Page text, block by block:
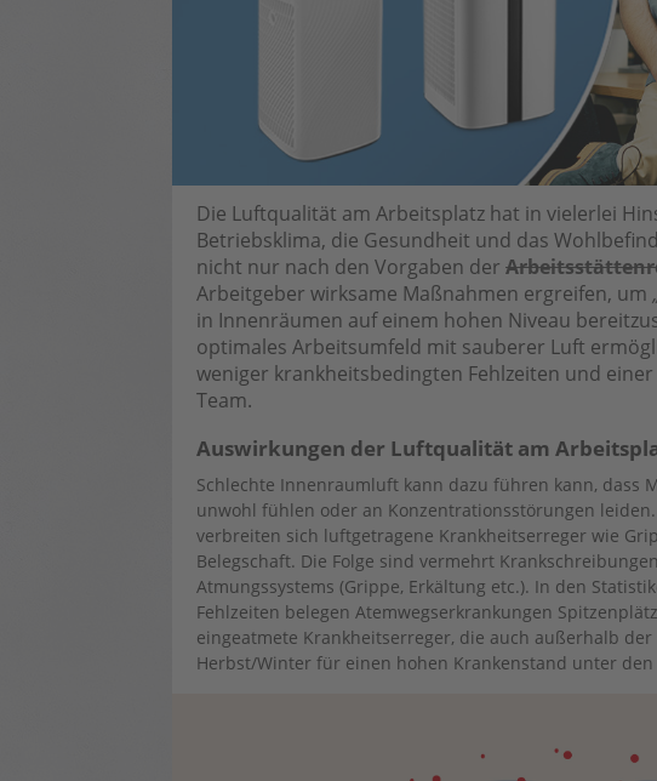
Die Luftqualität am Arbeitsplatz hat in vielerlei
Betriebsklima, die Gesundheit und das
nicht nur nach den Vorgaben der
Arbeitgeber wirksame Maßnahmen ergreifen, um
in Innenräumen auf einem hohen Niveau
optimales Arbeitsumfeld mit sauberer Luft
weniger krankheitsbedingten Fehlzeiten und
Team.
Auswirkungen der Luftqualität am
Schlechte Innenraumluft kann dazu führen kann, dass
unwohl fühlen oder an Konzentrationsstörungen
verbreiten sich luftgetragene Krankheitserreger wie
Belegschaft. Die Folge sind vermehrt
Atmungssystems (Grippe, Erkältung etc.). In den
Fehlzeiten belegen Atemwegserkrankungen
eingeatmete Krankheitserreger, die auch außerhalb
Herbst/Winter für einen hohen Krankenstand unter den